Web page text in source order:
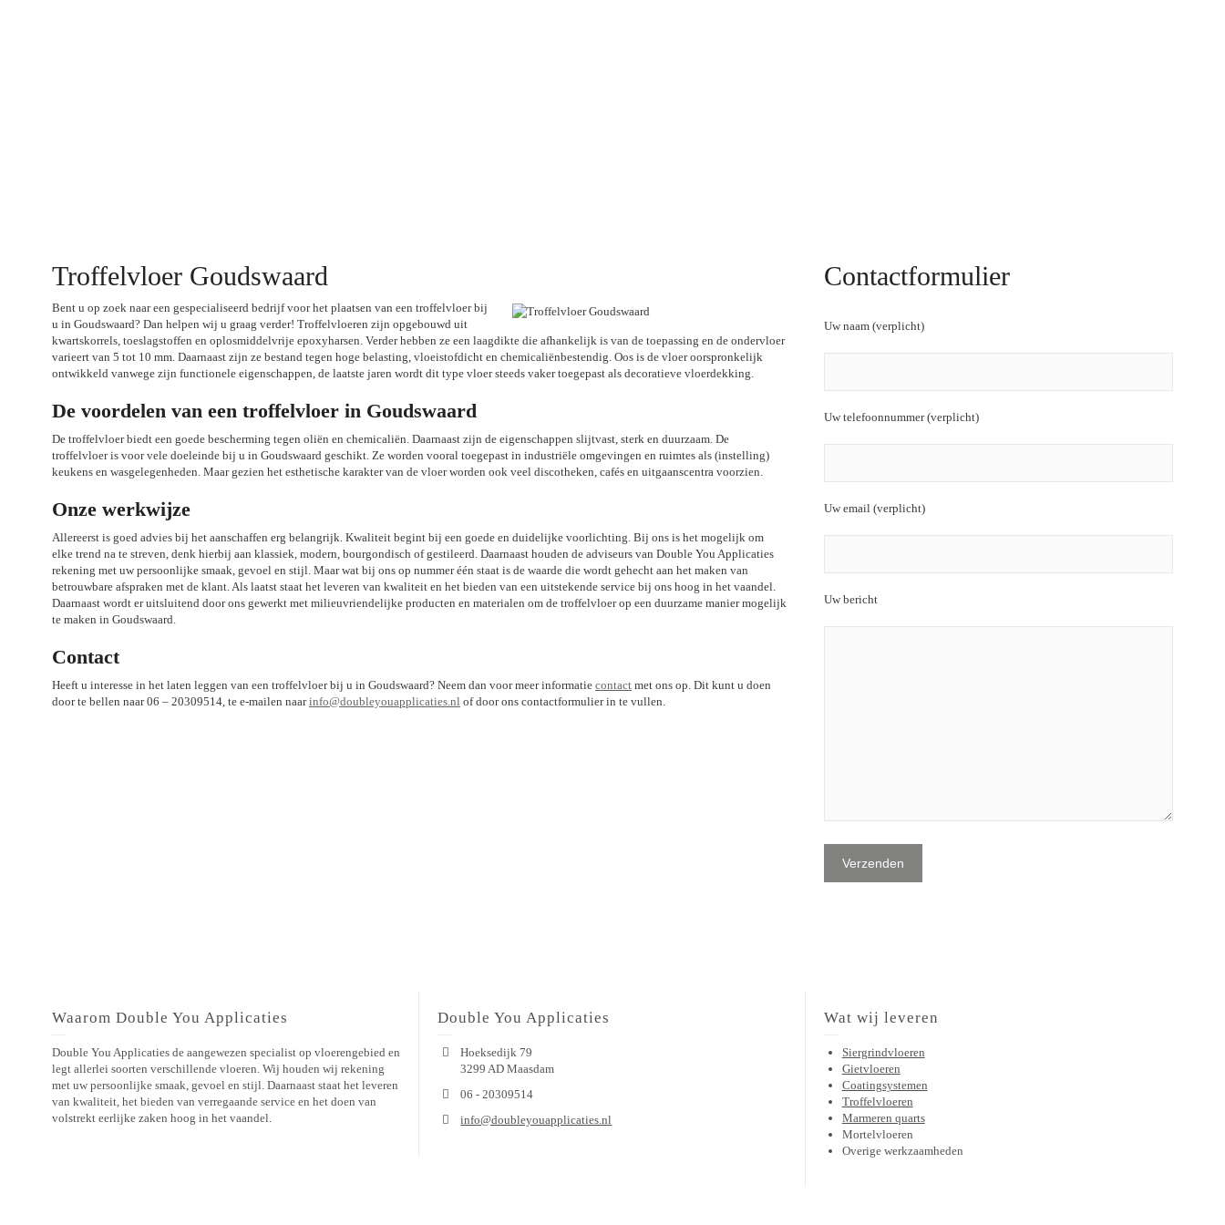
Troffelvloer Goudswaard
Bent u op zoek naar een gespecialiseerd bedrijf voor het plaatsen van een troffelvloer bij
u in Goudswaard? Dan helpen wij u graag verder! Troffelvloeren zijn opgebouwd uit
kwartskorrels, toeslagstoffen en oplosmiddelvrije epoxyharsen. Verder hebben ze een laagdikte die afhankelijk is van de toepassing en de ondervloer
varieert van 5 tot 10 mm. Daarnaast zijn ze bestand tegen hoge belasting, vloeistofdicht en chemicaliënbestendig. Oos is de vloer oorspronkelijk
ontwikkeld vanwege zijn functionele eigenschappen, de laatste jaren wordt dit type vloer steeds vaker toegepast als decoratieve vloerdekking.
De voordelen van een troffelvloer in Goudswaard
De troffelvloer biedt een goede bescherming tegen oliën en chemicaliën. Daarnaast zijn de eigenschappen slijtvast, sterk en duurzaam. De
troffelvloer is voor vele doeleinde bij u in Goudswaard geschikt. Ze worden vooral toegepast in industriële omgevingen en ruimtes als (instelling)
keukens en wasgelegenheden. Maar gezien het esthetische karakter van de vloer worden ook veel discotheken, cafés en uitgaanscentra voorzien.
Onze werkwijze
Allereerst is goed advies bij het aanschaffen erg belangrijk. Kwaliteit begint bij een goede en duidelijke voorlichting. Bij ons is het mogelijk om
elke trend na te streven, denk hierbij aan klassiek, modern, bourgondisch of gestileerd. Daarnaast houden de adviseurs van Double You Applicaties
rekening met uw persoonlijke smaak, gevoel en stijl. Maar wat bij ons op nummer één staat is de waarde die wordt gehecht aan het maken van
betrouwbare afspraken met de klant. Als laatst staat het leveren van kwaliteit en het bieden van een uitstekende service bij ons hoog in het vaandel.
Daarnaast wordt er uitsluitend door ons gewerkt met milieuvriendelijke producten en materialen om de troffelvloer op een duurzame manier mogelijk
te maken in Goudswaard.
Contact
Heeft u interesse in het laten leggen van een troffelvloer bij u in Goudswaard? Neem dan voor meer informatie contact met ons op. Dit kunt u doen
door te bellen naar 06 – 20309514, te e-mailen naarinfo@doubleyouapplicaties.nl of door ons contactformulier in te vullen.
Contactformulier
Uw naam (verplicht)
Uw telefoonnummer (verplicht)
Uw email (verplicht)
Uw bericht
Waarom Double You Applicaties
Double You Applicaties de aangewezen specialist op vloerengebied en
legt allerlei soorten verschillende vloeren. Wij houden wij rekening
met uw persoonlijke smaak, gevoel en stijl. Daarnaast staat het leveren
van kwaliteit, het bieden van verregaande service en het doen van
volstrekt eerlijke zaken hoog in het vaandel.
Double You Applicaties
Hoeksedijk 79
3299 AD Maasdam
06 - 20309514
info@doubleyouapplicaties.nl
Wat wij leveren
Siergrindvloeren
Gietvloeren
Coatingsystemen
Troffelvloeren
Marmeren quarts
Mortelvloeren
Overige werkzaamheden